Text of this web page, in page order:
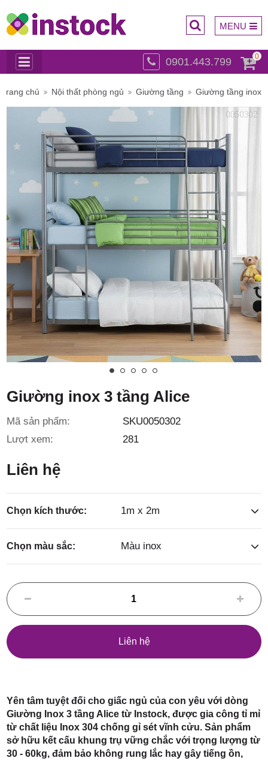
0901.443.799 0
MENU
Trụ sở
chính:
3/6D, ấp
Tiền Lân,
xã Bà
Điểm,
huyện
Hóc Môn,
Trang chủ Nội thất phòng ngủ Giường tầng Giường tầng inox
Giường inox 3 tầng Alice
Mã sản phẩm:
SKU0050302
Lượt xem:
281
Liên hệ
Chọn kích thước: 1m x 2m
Chọn màu sắc: Màu inox
Liên hệ
Yên tâm tuyệt đối cho giấc ngủ của con yêu với dòng
Giường Inox 3 tầng Alice từ Instock, được gia công tỉ mỉ
từ chất liệu Inox 304 chống gỉ sét vĩnh cửu. Sản phẩm
sở hữu kết cấu khung trụ vững chắc với trọng lượng từ
30 - 60kg, đảm bảo không rung lắc hay gây tiếng ồn,